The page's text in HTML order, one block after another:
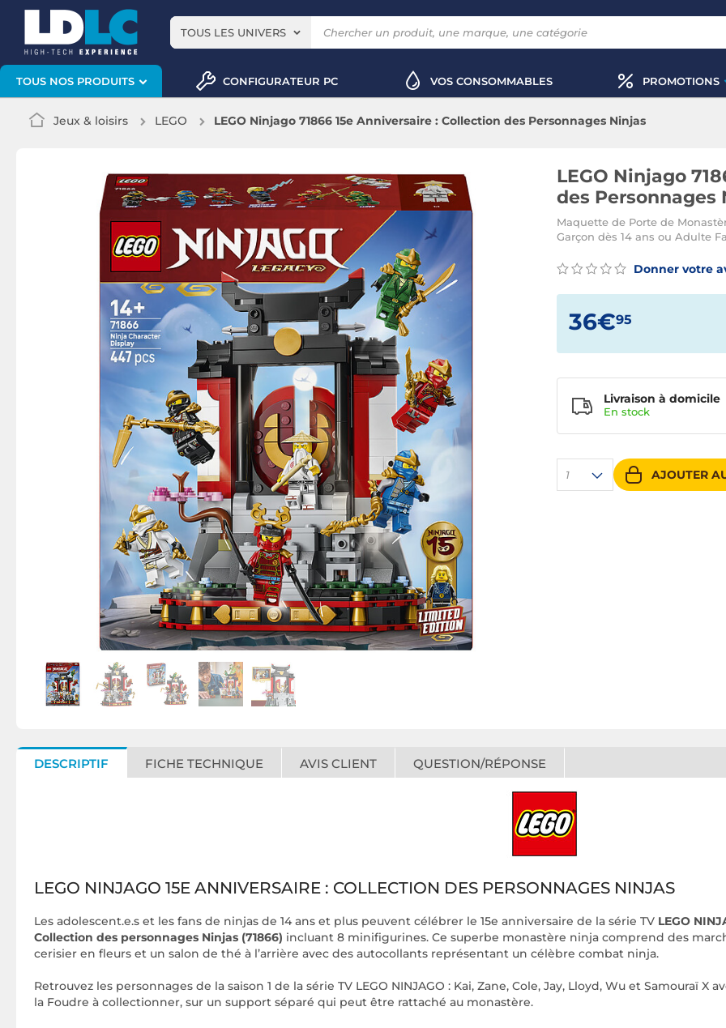
TOUS LES UNIVERS
TOUS NOS PRODUITS CONFIGURATEUR PC VOS CONSOMMABLES PROMOTIONS
Jeux & loisirs LEGO LEGO Ninjago 71866 15e Anniversaire : Collection des Personnages Ninjas
LEGO Ninjago
des Personnages
Maquette de Porte de
Garçon dès 14 ans ou Adulte
Donner votre
36€95
1 AJOUTER
Livraison à domicile
En stock
DESCRIPTIF FICHE TECHNIQUE AVIS CLIENT QUESTION/RÉPONSE
LEGO NINJAGO 15E ANNIVERSAIRE : COLLECTION DES PERSONNAGES NINJAS
Les adolescent.e.s et les fans de ninjas de 14 ans et plus peuvent célébrer le 15e anniversaire de la série TV LEGO
Collection des personnages Ninjas (71866) incluant 8 minifigurines. Ce superbe monastère ninja comprend des
cerisier en fleurs et un salon de thé à l’arrière avec des autocollants représentant un célèbre combat ninja.
Retrouvez les personnages de la saison 1 de la série TV LEGO NINJAGO : Kai, Zane, Cole, Jay, Lloyd, Wu et Samouraï
la Foudre à collectionner, sur un support séparé qui peut être rattaché au monastère.